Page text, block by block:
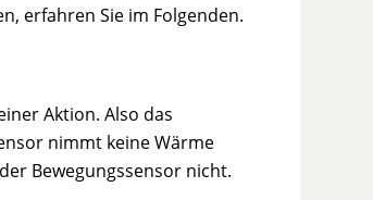
erfahren Sie im Folgenden.
Aktion. Also das
nimmt keine Wärme
Bewegungssensor nicht.